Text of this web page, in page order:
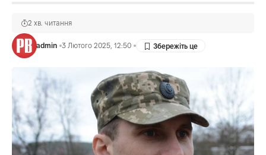
admin 3 Лютого 2025, 12:50
2 хв. читання